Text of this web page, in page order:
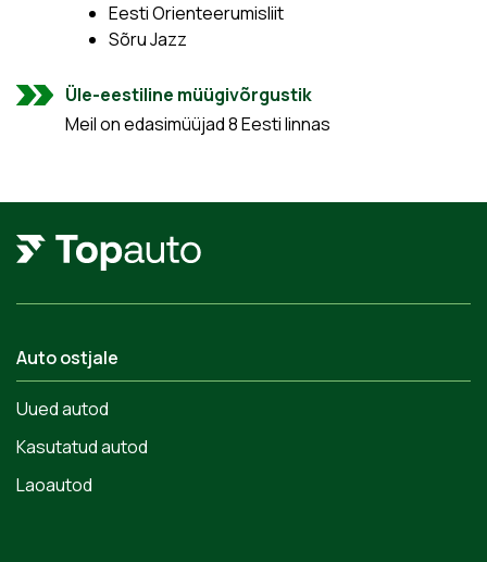
Eesti Orienteerumisliit
Sõru Jazz
Üle-eestiline müügivõrgustik
Meil on edasimüüjad 8 Eesti linnas
Auto ostjale
Uued autod
Kasutatud autod
Laoautod